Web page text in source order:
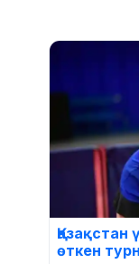
Қазақстан
өткен